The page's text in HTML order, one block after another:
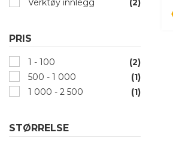
Verktøy innlegg
(2)
PRIS
1 - 100
(2)
500 - 1 000
(1)
1 000 - 2 500
(1)
STØRRELSE